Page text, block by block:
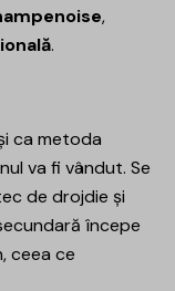
,
.
ca metoda
va fi vândut. Se
de drojdie și
începe
ceea ce